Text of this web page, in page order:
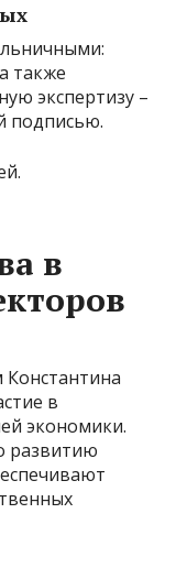
также
экспертизу –
подписью.
в
в
экономики.
развитию